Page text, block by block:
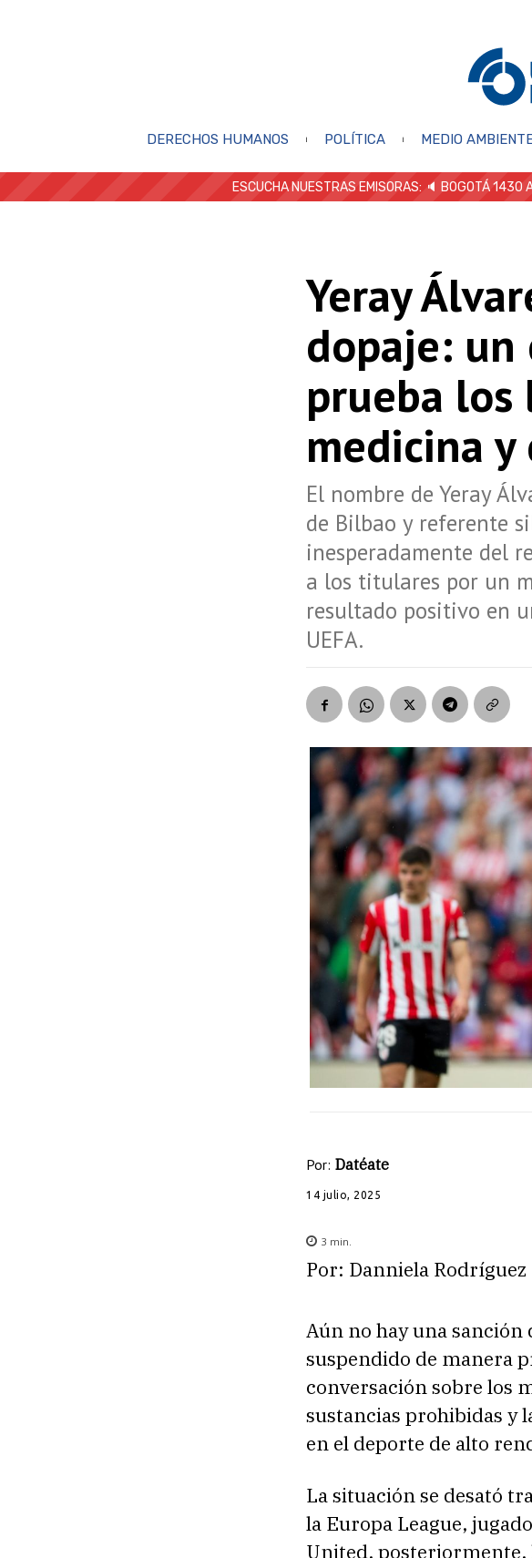
DERECHOS HUMANOS POLÍTICA MEDIO
ESCUCHA NUESTRAS EMISORAS: 🔈 BOGOTÁ 1430
Yeray
dopaje: un
prueba
medicina
El nombre de Yeray
de Bilbao y referente
inesperadamente del
a los titulares por un
resultado positivo en
UEFA.
Por: Datéate
14 julio, 2025
3 min.
Por: Danniela Rodríguez
Aún no hay una
suspendido de manera
conversación sobre los
sustancias prohibidas y
en el deporte de alto
La situación se desató
la Europa League,
United, posteriormente,